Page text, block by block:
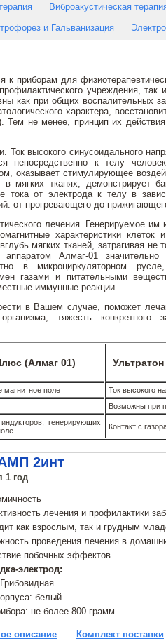
Виброакустическая
и Гальванизация
приборам для
учреждения, так
как при общих воспалительных
характера,
Тем не менее, принцип их
Ток высокого синусоидального
непосредственно к телу
оказывает стимулирующее
мягких тканях, демонстрирует
тока от электрода к телу в
от прогревающего до
лечения. Генерируемое им
характеристики клеток
мягких тканей, затрагивая не
Алмаг-01 значительно
в микроциркуляторном
газами и питательными
иммунные реакции.
в Вашем случае, поможет
тяжесть конкретного
(Алмаг 01) Ультратон
магнитное поле
Ток высокого
Возможны при
генерирующих
Контакт с
2инт
1 год
лечения и профилактики
как взрослым, так и грудным
проведения лечения в
побочных эффектов
электрод:
Грибовидная
белый
не более 800 грамм
описание Комплект поставки